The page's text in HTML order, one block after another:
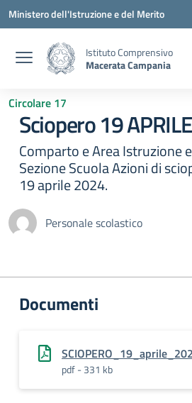
Vai ai contenuti
Vai al menu di navigazione
Vai al footer
Ministero dell'Istruzione e del Merito
Istituto Comprensivo
Macerata Campania
Circolare 17
Sciopero 19 APRILE
Comparto e Area Istruzione
Sezione Scuola Azioni di
19 aprile 2024.
Personale scolastico
Documenti
pdf - 331 kb